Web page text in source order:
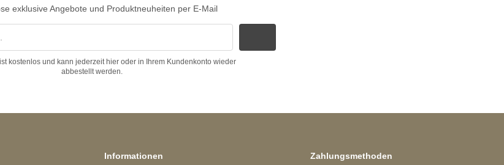
exklusive Angebote und Produktneuheiten per E-Mail
kostenlos und kann jederzeit hier oder in Ihrem Kundenkonto wieder
abbestellt werden.
Informationen Zahlungsmethoden